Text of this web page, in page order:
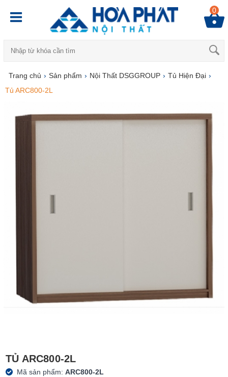
0
Trang chủ › Sản phẩm › Nội Thất DSGGROUP › Tủ Hiện Đại ›
Tủ ARC800-2L
TỦ ARC800-2L
Mã sản phẩm:ARC800-2L